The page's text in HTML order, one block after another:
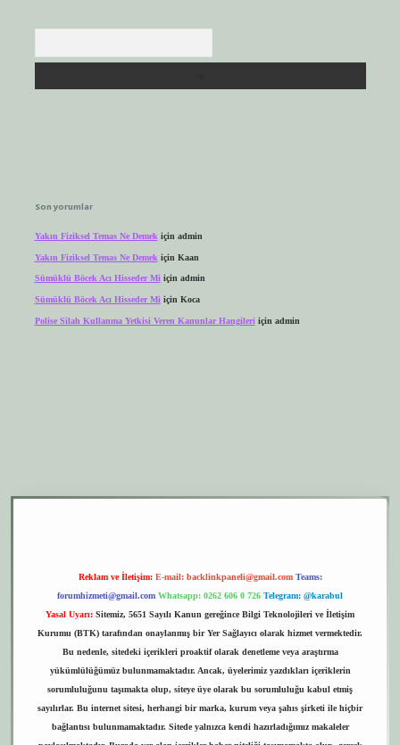
Son yorumlar
Yakın Fiziksel Temas Ne Demek için admin
Yakın Fiziksel Temas Ne Demek için Kaan
Sümüklü Böcek Acı Hisseder Miiçin admin
Sümüklü Böcek Acı Hisseder Mi için Koca
Polise Silah Kullanma Yetkisi Veren Kanunlar Hangileri için admin
Reklam ve İletişim: E-mail: backlinkpaneli@gmail.com Teams:
forumhizmeti@gmail.com Whatsapp: 0262 606 0 726 Telegram: @karabul
Yasal Uyarı: Sitemiz, 5651 Sayılı Kanun gereğince Bilgi Teknolojileri ve İletişim
Kurumu (BTK) tarafından onaylanmış bir Yer Sağlayıcı olarak hizmet vermektedir.
Bu nedenle, sitedeki içerikleri proaktif olarak denetleme veya araştırma
yükümlülüğümüz bulunmamaktadır. Ancak, üyelerimiz yazdıkları içeriklerin
sorumluluğunu taşımakta olup, siteye üye olarak bu sorumluluğu kabul etmiş
sayılırlar. Bu internet sitesi, herhangi bir marka, kurum veya şahıs şirketi ile hiçbir
bağlantısı bulunmamaktadır. Sitede yalnızca kendi hazırladığımız makaleler